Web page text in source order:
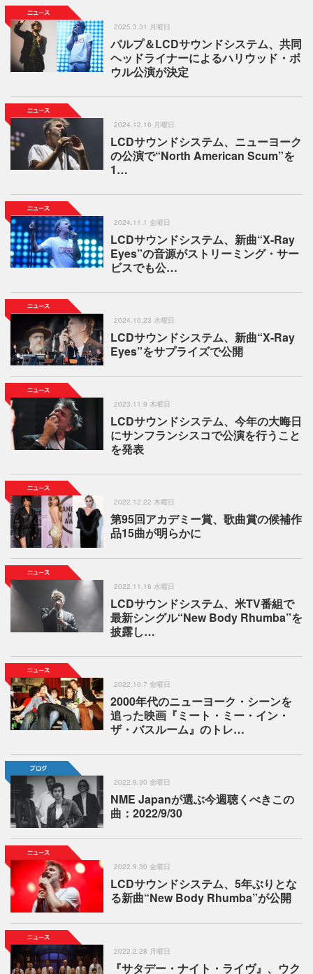
2025.3.31 月曜日
パルプ＆LCDサウンドシステム、共同
ヘッドライナーによるハリウッド・ボ
ウル公演が決定
2024.12.16 月曜日
LCDサウンドシステム、ニューヨーク
の公演で“North American Scum”を
1…
2024.11.1 金曜日
LCDサウンドシステム、新曲“X-Ray
Eyes”の音源がストリーミング・サー
ビスでも公…
2024.10.23 水曜日
LCDサウンドシステム、新曲“X-Ray
Eyes”をサプライズで公開
2023.11.9 木曜日
LCDサウンドシステム、今年の大晦日
にサンフランシスコで公演を行うこと
を発表
2022.12.22 木曜日
第95回アカデミー賞、歌曲賞の候補作
品15曲が明らかに
2022.11.16 水曜日
LCDサウンドシステム、米TV番組で
最新シングル“New Body Rhumba”を
披露し…
2022.10.7 金曜日
2000年代のニューヨーク・シーンを
追った映画『ミート・ミー・イン・
ザ・バスルーム』のトレ…
2022.9.30 金曜日
NME Japanが選ぶ今週聴くべきこの
曲：2022/9/30
2022.9.30 金曜日
LCDサウンドシステム、5年ぶりとな
る新曲“New Body Rhumba”が公開
2022.2.28 月曜日
『サタデー・ナイト・ライヴ』、ウク